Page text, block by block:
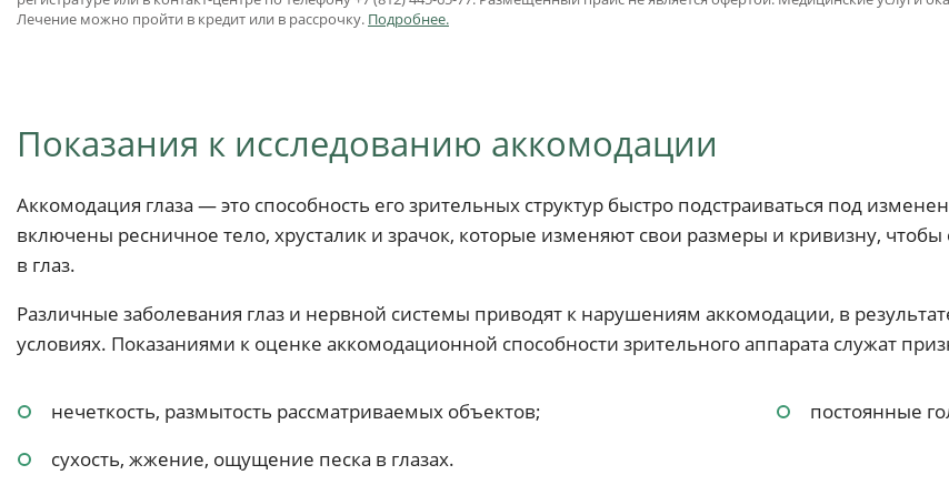
Лечение можно пройти в кредит или в рассрочку. Подробнее.
Показания к исследованию аккомодации
Аккомодация глаза — это способность его зрительных структур быстро подстраиваться под
включены ресничное тело, хрусталик и зрачок, которые изменяют свои размеры и кривизну,
в глаз.
Различные заболевания глаз и нервной системы приводят к нарушениям аккомодации, в
условиях. Показаниями к оценке аккомодационной способности зрительного аппарата служат
нечеткость, размытость рассматриваемых объектов;
постоянные
сухость, жжение, ощущение песка в глазах.